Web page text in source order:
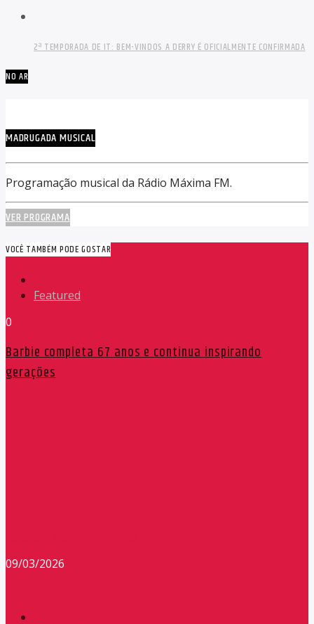
2ª TEMPORADA DE IT: BEM-VINDOS A DERRY É OFICIALMENTE CONFIRMADA
NO AR
MADRUGADA MUSICAL
Programação musical da Rádio Máxima FM.
VER PROGRAMA
VOCÊ TAMBÉM PODE GOSTAR
Featured
0
Barbie completa 67 anos e continua inspirando
gerações
09/03/2026